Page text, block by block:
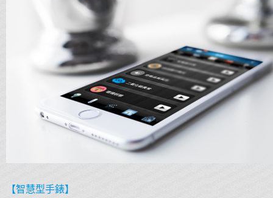
【智慧型手錶】